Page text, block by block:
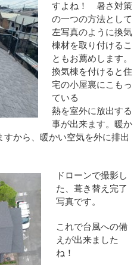
すよね！ 暑さ対策
の一つの方法として
左写真のように換気
棟材を取り付けるこ
ともお薦めします。
換気棟を付けると住
宅の小屋裏にこもっ
ている
熱を室外に放出する
事が出来ます。暖か
から、暖かい空気を外に排出
ドローンで撮影し
た、葺き替え完了
写真です。
これで台風への備
えが出来ました
ね！